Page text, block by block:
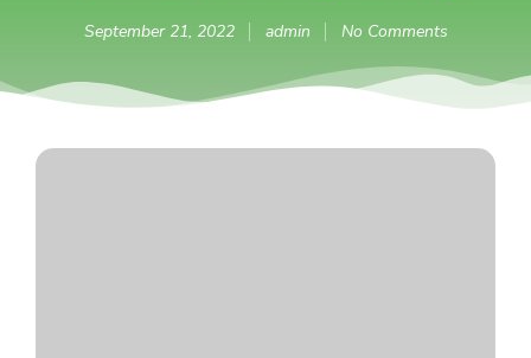
September 21, 2022 admin No Comments